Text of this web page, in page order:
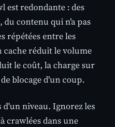
est redondante : des
du contenu qui n'a pas
répétées entre les
cache réduit le volume
le coût, la charge sur
blocage d'un coup.
d'un niveau. Ignorez les
crawlées dans une